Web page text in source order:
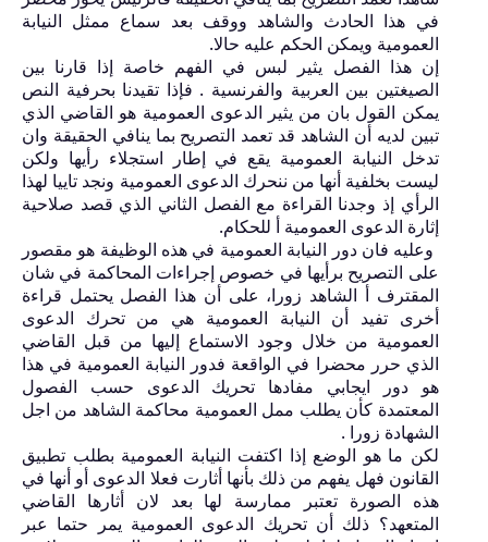
في هذا الحادث والشاهد ووقف بعد سماع ممثل النيابة
العمومية ويمكن الحكم عليه حالا.
إن هذا الفصل يثير لبس في الفهم خاصة إذا قارنا بين
الصيغتين بين العربية والفرنسية . فإذا تقيدنا بحرفية النص
يمكن القول بان من يثير الدعوى العمومية هو القاضي الذي
تبين لديه أن الشاهد قد تعمد التصريح بما ينافي الحقيقة وان
تدخل النيابة العمومية يقع في إطار استجلاء رأيها ولكن
ليست بخلفية أنها من ننحرك الدعوى العمومية ونجد تاييا لهذا
الرأي إذ وجدنا القراءة مع الفصل الثاني الذي قصد صلاحية
إثارة الدعوى العمومية أ للحكام.
وعليه فان دور النيابة العمومية في هذه الوظيفة هو مقصور
على التصريح برأيها في خصوص إجراءات المحاكمة في شان
المقترف أ الشاهد زورا، على أن هذا الفصل يحتمل قراءة
أخرى تفيد أن النيابة العمومية هي من تحرك الدعوى
العمومية من خلال وجود الاستماع إليها من قبل القاضي
الذي حرر محضرا في الواقعة فدور النيابة العمومية في هذا
هو دور ايجابي مفادها تحريك الدعوى حسب الفصول
المعتمدة كأن يطلب ممل العمومية محاكمة الشاهد من اجل
الشهادة زورا .
لكن ما هو الوضع إذا اكتفت النيابة العمومية بطلب تطبيق
القانون فهل يفهم من ذلك بأنها أثارت فعلا الدعوى أو أنها في
هذه الصورة تعتبر ممارسة لها بعد لان أثارها القاضي
المتعهد؟ ذلك أن تحريك الدعوى العمومية يمر حتما عبر